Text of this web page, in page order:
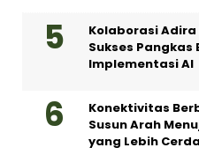
Kolaborasi Adira
Sukses
Implementasi AI
Konektivitas
Susun Arah
yang Lebih